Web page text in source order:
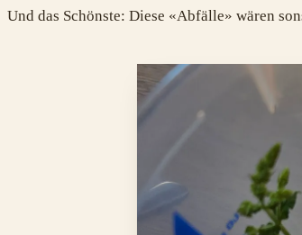
Und das Schönste: Diese «Abfälle» wären